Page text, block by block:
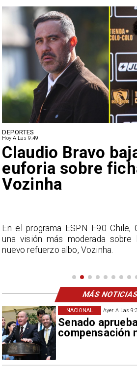
Ayer A Las
Senado
compensación
NACIONAL
DEPORTES
Hoy A Las 9:49
Claudio Bravo
euforia sobre
Vozinha
En el programa ESPN F90 Chile,
una visión más moderada sobre
nuevo refuerzo albo, Vozinha.
MÁS